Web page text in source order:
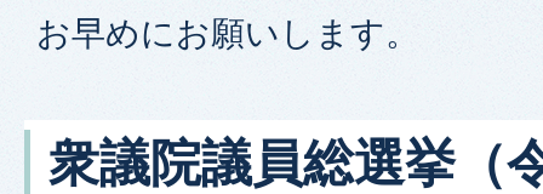
お早めにお願いします。
衆議院議員総選挙（